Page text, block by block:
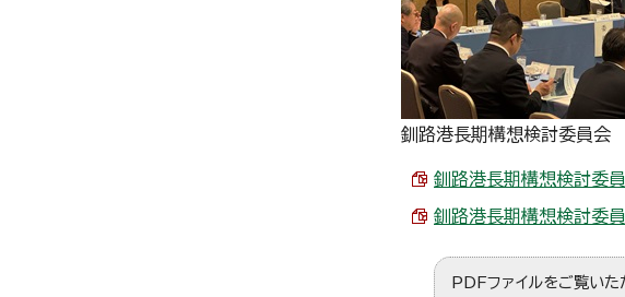
釧路港長期構想検討委員
釧路港長期構想検討委
釧路港長期構想検討
PDFファイルをご覧いた